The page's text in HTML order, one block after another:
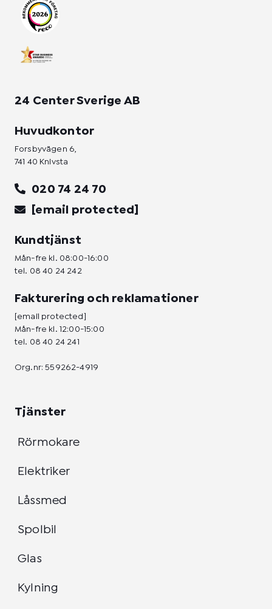
24 Center Sverige AB
Huvudkontor
Forsbyvägen 6,
741 40 Knivsta
020 74 24 70
[email protected]
Kundtjänst
Mån-fre kl. 08:00-16:00
tel. 08 40 24 242
Fakturering och reklamationer
[email protected]
Mån-fre kl. 12:00-15:00
tel. 08 40 24 241
Org.nr: 559262-4919
Tjänster
Rörmokare
Elektriker
Låssmed
Spolbil
Glas
Kylning